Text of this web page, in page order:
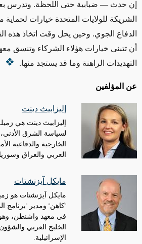
إن حدث — ضبابية حتى اللحظة. وتدرس
الشريكة للولايات المتحدة خيارات لحماية
الدفاع الجوي. وحين يحل وقت اتخاذ هذه
أن تتبنى خيارات هؤلاء الشركاء وتنسق
التهديدات الراهنة وما قد يستجد منها.
عن المؤلفين
إليزابيث دينت
إليزابيث دينت هي
لسياسة الشرق
الخارجية والدفاعية
العربي والعراق
مايكل آيزنشتات
مايكل آيزنشتات هو
"كاهن" ومدير "برنامج
في معهد واشنطن،
الخليج العربي
الإسرائيلية.